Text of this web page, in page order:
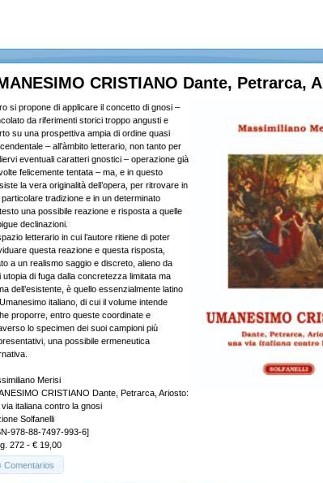
CRISTIANO Dante, Petrarca,
si propone di applicare il concetto di gnosi –
da riferimenti storici troppo angusti e
su una prospettiva ampia di ordine quasi
– all’àmbito letterario, non tanto per
eventuali caratteri gnostici – operazione già
felicemente tentata – ma, e in questo
la vera originalità dell’opera, per ritrovare in
particolare tradizione e in un determinato
una possibile reazione e risposta a quelle
declinazioni.
letterario in cui l’autore ritiene di poter
questa reazione e questa risposta,
a un realismo saggio e discreto, alieno da
utopia di fuga dalla concretezza limitata ma
dell’esistente, è quello essenzialmente latino
italiano, di cui il volume intende
proporre, entro queste coordinate e
lo specimen dei suoi campioni più
una possibile ermeneutica
Merisi
CRISTIANO Dante, Petrarca, Ariosto:
via italiana contro la gnosi
Solfanelli
978-88-7497-993-6]
272 - € 19,00
Comentarios